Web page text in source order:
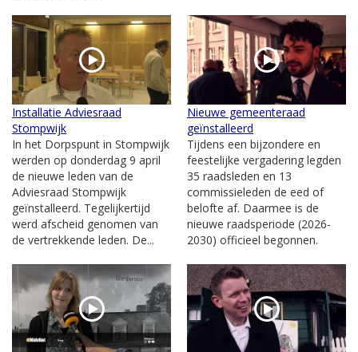
Installatie Adviesraad
Stompwijk
In het Dorpspunt in Stompwijk
werden op donderdag 9 april
de nieuwe leden van de
Adviesraad Stompwijk
geïnstalleerd. Tegelijkertijd
werd afscheid genomen van
de vertrekkende leden. De...
Nieuwe gemeenteraad
geïnstalleerd
Tijdens een bijzondere en
feestelijke vergadering legden
35 raadsleden en 13
commissieleden de eed of
belofte af. Daarmee is de
nieuwe raadsperiode (2026-
2030) officieel begonnen.